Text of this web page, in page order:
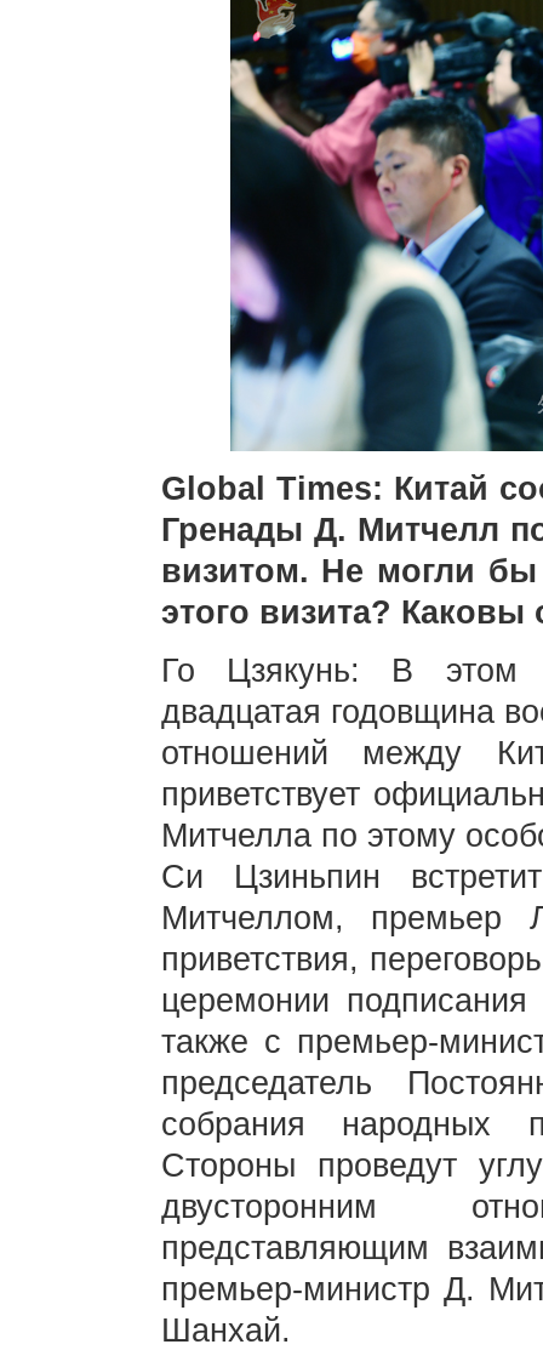
Global Times: Китай
Гренады Д. Митчелл
визитом. Не могли
этого визита? Каковы
Го Цзякунь: В этом
двадцатая годовщина
отношений между
приветствует
Митчелла по этому
Си Цзиньпин
Митчеллом, премьер
приветствия,
церемонии подписания
также с премьер-
председатель
собрания народных
Стороны проведут
двусторонним
представляющим
премьер-министр Д.
Шанхай.